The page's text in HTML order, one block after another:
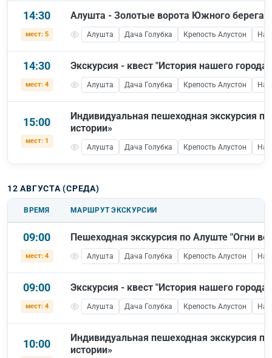
14:30
мест: 5
Алушта - Золотые ворота Южного берега
Алушта Дача Голубка Крепость Алустон
14:30
мест: 4
Экскурсия - квест "История нашего города"
Алушта Дача Голубка Крепость Алустон
15:00
мест: 1
Индивидуальная пешеходная экскурсия
истории»
Алушта Дача Голубка Крепость Алустон
12 АВГУСТА (СРЕДА)
ВРЕМЯ МАРШРУТ ЭКСКУРСИИ
09:00
мест: 4
Пешеходная экскурсия по Алуште "Огни
Алушта Дача Голубка Крепость Алустон
09:00
мест: 4
Экскурсия - квест "История нашего города"
Алушта Дача Голубка Крепость Алустон
10:00
Индивидуальная пешеходная экскурсия
истории»